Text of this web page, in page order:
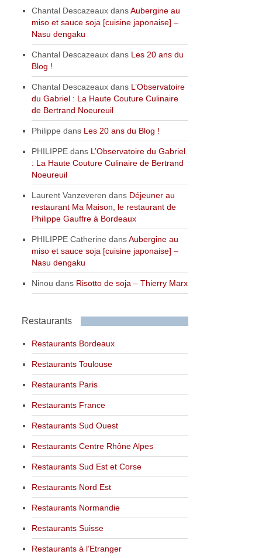
Chantal Descazeaux dansAubergine au
miso et sauce soja [cuisine japonaise] –
Nasu dengaku
Chantal Descazeaux dans Les 20 ans du
Blog !
Chantal Descazeaux dans L’Observatoire
du Gabriel : La Haute Couture Culinaire
de Bertrand Noeureuil
Philippe dans Les 20 ans du Blog !
PHILIPPE dans L’Observatoire du Gabriel
: La Haute Couture Culinaire de Bertrand
Noeureuil
Laurent Vanzeveren dans Déjeuner au
restaurant Ma Maison, le restaurant de
Philippe Gauffre à Bordeaux
PHILIPPE Catherine dansAubergine au
miso et sauce soja [cuisine japonaise] –
Nasu dengaku
Ninou dans Risotto de soja – Thierry Marx
Restaurants
Restaurants Bordeaux
Restaurants Toulouse
Restaurants Paris
Restaurants France
Restaurants Sud Ouest
Restaurants Centre Rhône Alpes
Restaurants Sud Est et Corse
Restaurants Nord Est
Restaurants Normandie
Restaurants Suisse
Restaurants à l’Etranger